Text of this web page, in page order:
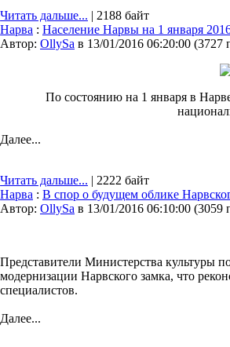
Читать дальше... | 2188 байт
Нарва : Население Нарвы на 1 января
Автор: OllySa в 13/01/2016 06:20:00 (3727
По состоянию на 1 января в
Далее...
Читать дальше... | 2222 байт
Нарва : В спор о будущем облике
Автор: OllySa в 13/01/2016 06:10:00 (3059
Представители Министерства культуры
модернизации Нарвского замка, что
специалистов.
Далее...